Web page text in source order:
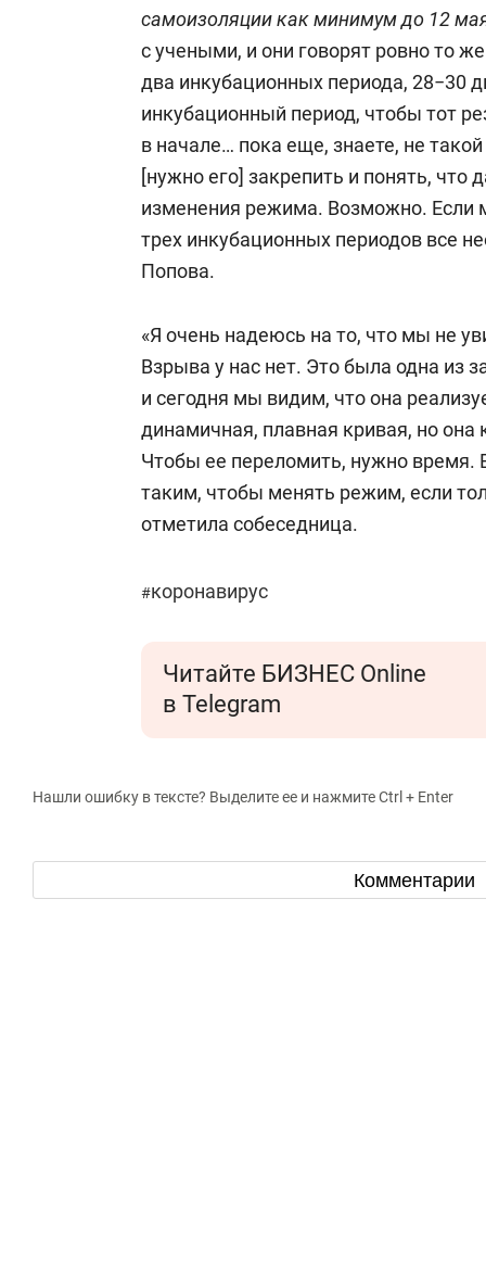
самоизоляции как минимум до 12
с учеными, и они говорят ровно то
два инкубационных периода, 28−30
инкубационный период, чтобы тот
в начале… пока еще, знаете, не
[нужно его] закрепить и понять,
изменения режима. Возможно. Если
трех инкубационных периодов все
Попова.
«Я очень надеюсь на то, что мы не
Взрыва у нас нет. Это была одна из
и сегодня мы видим, что она
динамичная, плавная кривая, но
Чтобы ее переломить, нужно время.
таким, чтобы менять режим, если
отметила собеседница.
#коронавирус
Читайте БИЗНЕС Online
в Telegram
Нашли ошибку в тексте? Выделите ее и нажмите Ctrl + Enter
Комментарии